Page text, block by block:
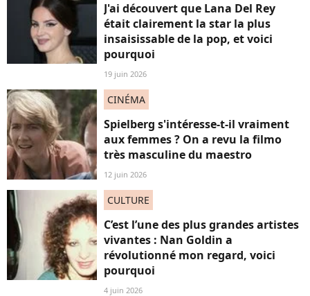
J'ai découvert que Lana Del Rey
était clairement la star la plus
insaisissable de la pop, et voici
pourquoi
19 juin 2026
CINÉMA
Spielberg s'intéresse-t-il vraiment
aux femmes ? On a revu la filmo
très masculine du maestro
12 juin 2026
CULTURE
C’est l’une des plus grandes artistes
vivantes : Nan Goldin a
révolutionné mon regard, voici
pourquoi
4 juin 2026